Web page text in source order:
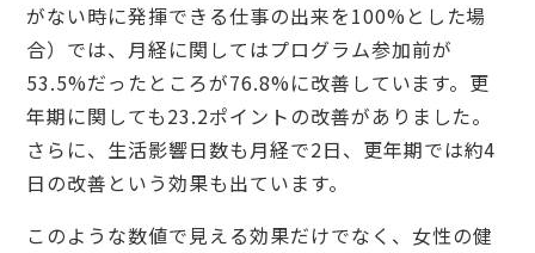
がない時に発揮できる仕事の出来を100%とした場
合）では、月経に関してはプログラム参加前が
53.5%だったところが76.8%に改善しています。更
年期に関しても23.2ポイントの改善がありました。
さらに、生活影響日数も月経で2日、更年期では約4
日の改善という効果も出ています。
このような数値で見える効果だけでなく、女性の健